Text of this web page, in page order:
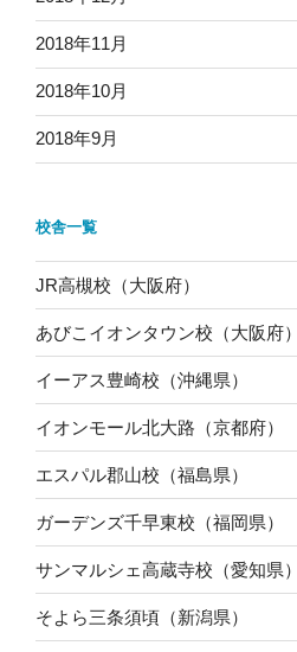
2018年11月
2018年10月
2018年9月
校舎一覧
JR高槻校（大阪府）
あびこイオンタウン校（大阪府）
イーアス豊崎校（沖縄県）
イオンモール北大路（京都府）
エスパル郡山校（福島県）
ガーデンズ千早東校（福岡県）
サンマルシェ高蔵寺校（愛知県）
そよら三条須頃（新潟県）